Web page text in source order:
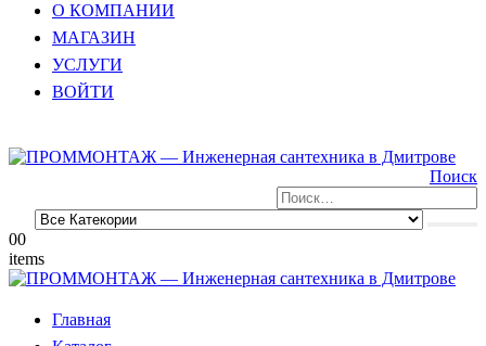
О КОМПАНИИ
МАГАЗИН
УСЛУГИ
ВОЙТИ
Поиск
00
items
Главная